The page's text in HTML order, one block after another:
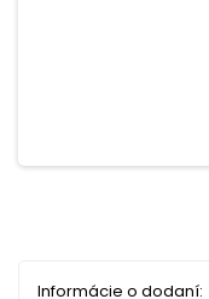
Informácie o dodaní: